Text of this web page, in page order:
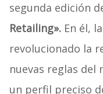
segunda edición
Retailing». En él,
revolucionado la
nuevas reglas
un perfil preciso